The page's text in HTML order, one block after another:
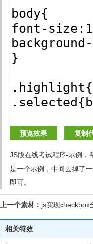
预览效果 复制
JS版在线考试程序-示例，
是一个示例，中间去掉了
即可。
上一个素材： js实现checkbox
相关特效